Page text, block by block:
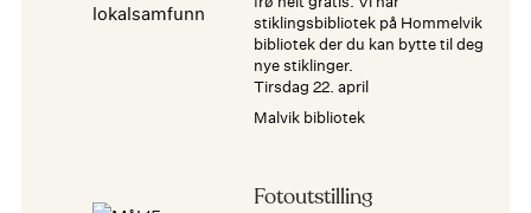
stiklingsbibliotek på Hommelvik
bibliotek der du kan bytte til deg
nye stiklinger.
tirsdag 22. april
Malvik bibliotek
Fotoutstilling